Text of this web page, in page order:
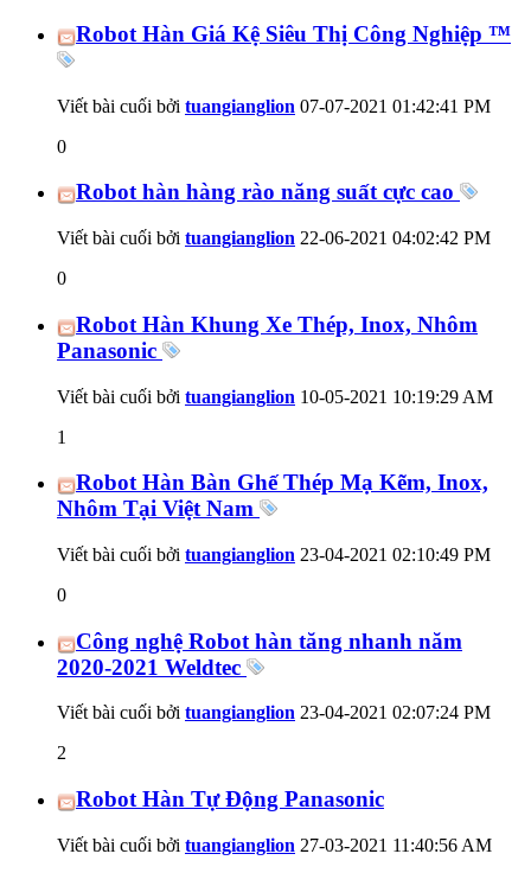
Robot Hàn Giá Kệ Siêu Thị Công Nghiệp ™
Viết bài cuối bởi tuangianglion 07-07-2021 01:42:41 PM
0
Robot hàn hàng rào năng suất cực cao
Viết bài cuối bởi tuangianglion 22-06-2021 04:02:42 PM
0
Robot Hàn Khung Xe Thép, Inox, Nhôm
Panasonic
Viết bài cuối bởi tuangianglion 10-05-2021 10:19:29 AM
1
Robot Hàn Bàn Ghế Thép Mạ Kẽm, Inox,
Nhôm Tại Việt Nam
Viết bài cuối bởi tuangianglion 23-04-2021 02:10:49 PM
0
Công nghệ Robot hàn tăng nhanh năm
2020-2021 Weldtec
Viết bài cuối bởi tuangianglion 23-04-2021 02:07:24 PM
2
Robot Hàn Tự Động Panasonic
Viết bài cuối bởi tuangianglion 27-03-2021 11:40:56 AM